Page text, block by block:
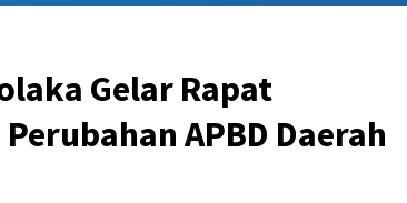
Gelar Rapat
APBD Daerah